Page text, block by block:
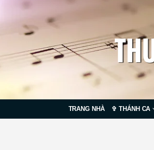
TRANG NHÀ ✞ THÁNH CA